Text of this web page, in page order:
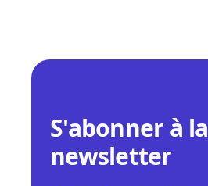
S'abonner à la
newsletter